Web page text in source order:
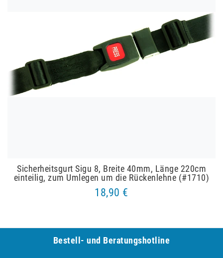
Sicherheitsgurt Sigu 8, Breite 40mm, Länge 220cm
einteilig, zum Umlegen um die Rückenlehne (#1710)
18,90 €
Bestell- und Be­ra­tungs­hot­line